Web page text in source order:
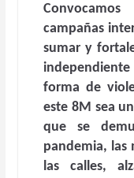
campañas
sumar y
forma de
este 8M sea
que se
pandemia, las
las calles,